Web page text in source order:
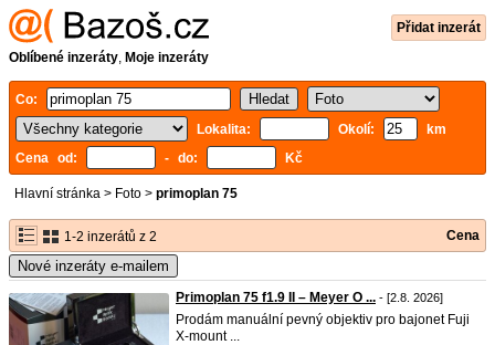
Přidat inzerát
Oblíbené inzeráty, Moje inzeráty
Co:
Lokalita:
Okolí:
km
Cena od:
- do: Kč
Hlavní stránka > Foto > primoplan 75
1-2 inzerátů z 2 Cena
Nové inzeráty e-mailem
Primoplan 75 f1.9 II – Meyer O ... - [2.8. 2026]
Prodám manuální pevný objektiv pro bajonet Fuji
X-mount ...